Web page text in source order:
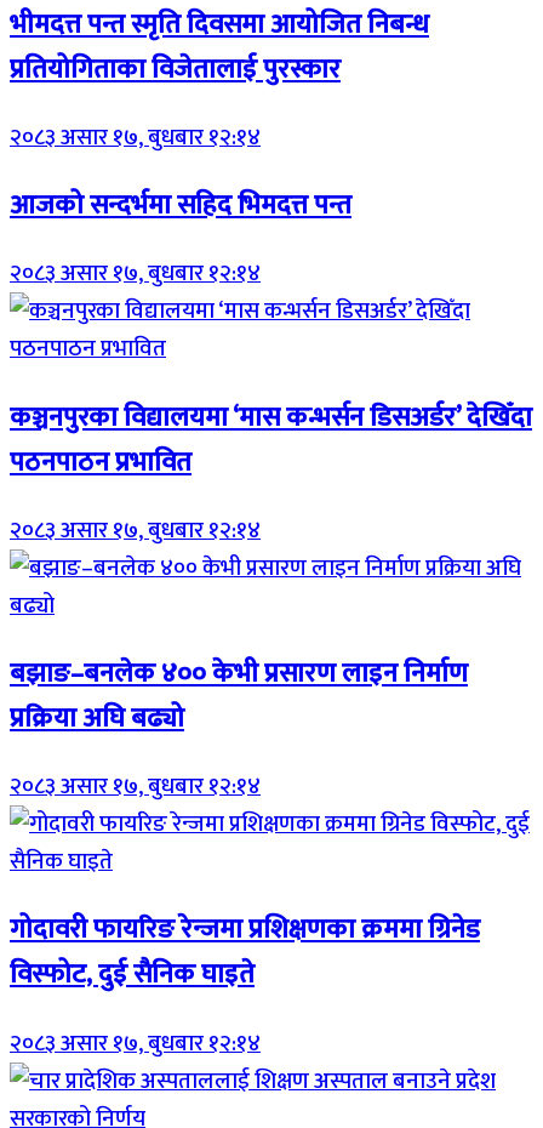
भीमदत्त पन्त स्मृति दिवसमा आयोजित निबन्ध
प्रतियोगिताका विजेतालाई पुरस्कार
२०८३ असार १७, बुधबार १२:१४
आजको सन्दर्भमा सहिद भिमदत्त पन्त
२०८३ असार १७, बुधबार १२:१४
कञ्चनपुरका विद्यालयमा ‘मास कन्भर्सन डिसअर्डर’ देखिँदा
पठनपाठन प्रभावित
२०८३ असार १७, बुधबार १२:१४
बझाङ–बनलेक ४०० केभी प्रसारण लाइन निर्माण
प्रक्रिया अघि बढ्यो
२०८३ असार १७, बुधबार १२:१४
गोदावरी फायरिङ रेन्जमा प्रशिक्षणका क्रममा ग्रिनेड
विस्फोट, दुई सैनिक घाइते
२०८३ असार १७, बुधबार १२:१४